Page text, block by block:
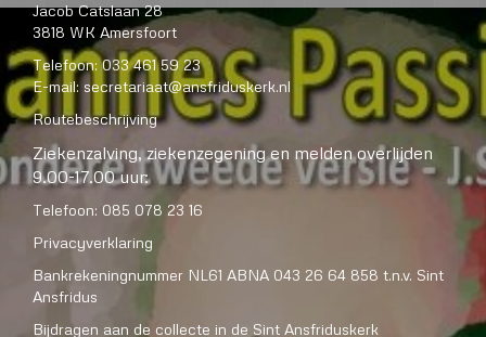
Jacob Catslaan 28
3818 WK Amersfoort
Telefoon: 033 461 59 23
E-mail: secretariaat@ansfriduskerk.nl
Routebeschrijving
Ziekenzalving, ziekenzegening en melden overlijden
9.00-17.00 uur:
Telefoon: 085 078 23 16
Privacyverklaring
Bankrekeningnummer NL61 ABNA 043 26 64 858 t.n.v. Sint
Ansfridus
Bijdragen aan de collecte in de Sint Ansfriduskerk